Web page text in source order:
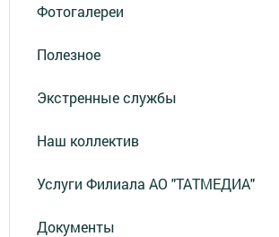
Фотогалереи
Полезное
Экстренные службы
Наш коллектив
Услуги Филиала АО "ТАТМЕДИА"
Документы